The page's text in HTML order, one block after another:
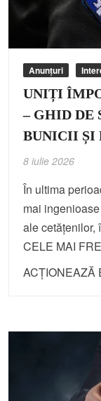
Anunțuri
UNIȚI
– GHID DE
BUNICII ȘI
8 iulie 2026
În ultima
mai
ale cetățenilor,
CELE MAI